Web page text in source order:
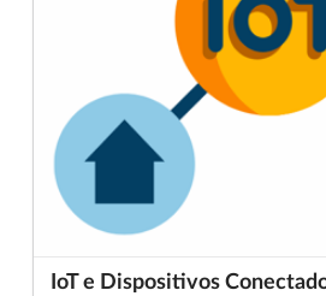
IoT e Dispositivos